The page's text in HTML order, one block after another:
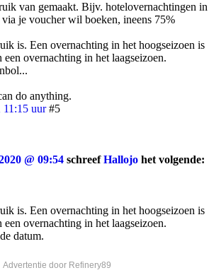
van gemaakt. Bijv. hotelovernachtingen in
je voucher wil boeken, ineens 75%
is. Een overnachting in het hoogseizoen is
overnachting in het laagseizoen.
do anything.
11:15 uur #5
@ 09:54 schreefHallojo het volgende:
is. Een overnachting in het hoogseizoen is
overnachting in het laagseizoen.
datum.
Advertentie door Refinery89